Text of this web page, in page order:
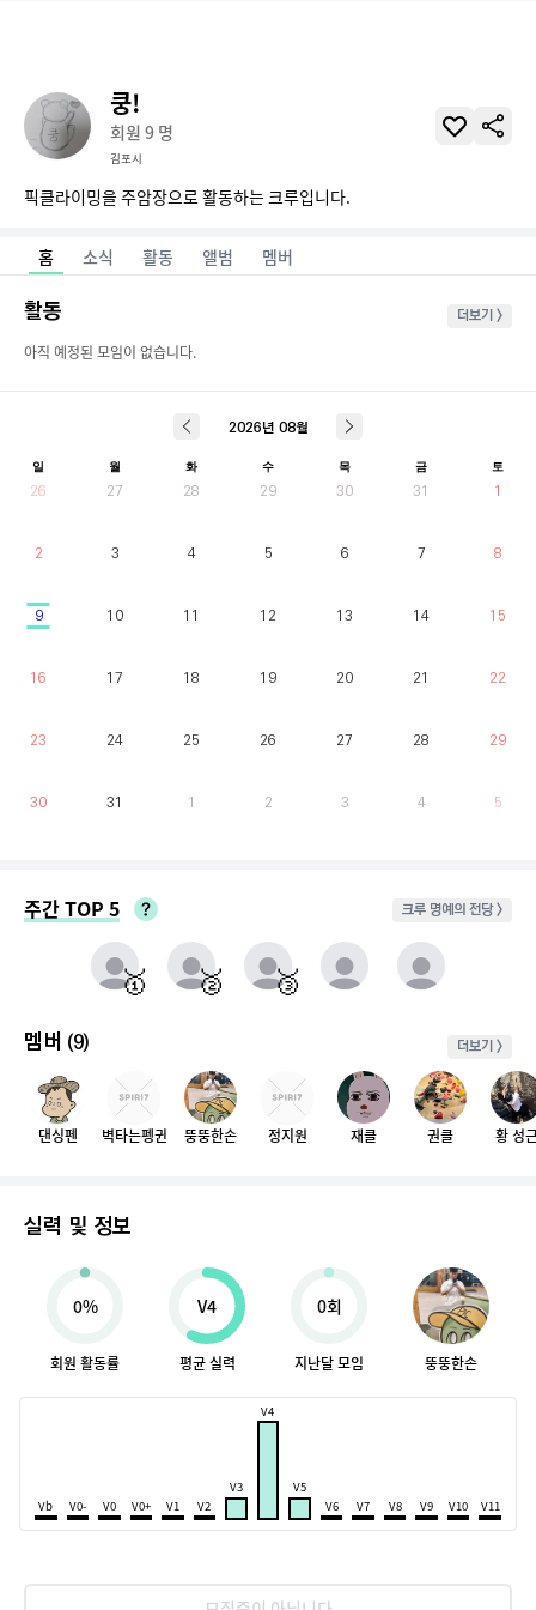
쿵!
회원 9 명
김포시
픽클라이밍을 주암장으로 활동하는 크루입니다.
홈 소식 활동 앨범 멤버
활동 더보기 >
아직 예정된 모임이 없습니다.
2026년 08월
일 월 화 수 목 금 토
26 27 28 29 30 31 1
2 3 4 5 6 7 8
9 10 11 12 13 14 15
16 17 18 19 20 21 22
23 24 25 26 27 28 29
30 31 1 2 3 4 5
주간 TOP 5 크루 명예의 전당 >
매주 월요일부터 일요일까지 가장 클라이밍 시간이 많은 유저를 실시간으로 반영.
동점자 처리방식 : 클라이밍 횟수가 많은 순
🥇 🥈 🥉
멤버 (9) 더보기 >
댄싱펜 벽타는펭귄 뚱뚱한손 정지원 재클 권클 황 성
실력 및 정보
0%
회원 활동률
V4
평균 실력
0회
지난달 모임 뚱뚱한손
Vb V0- V0 V0+ V1 V2
V3
V4
V5
V6
V7 V8 V9 V10 V11